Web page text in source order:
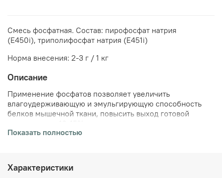
Смесь фосфатная. Состав: пирофосфат натрия
(Е450i), триполифосфат натрия (Е451i)
Норма внесения: 2-3 г / 1 кг
Описание
Применение фосфатов позволяет увеличить
влагоудерживающую и эмульгирующую способность
белков мышечной ткани, повысить выход готовой
термообработке, стабилизировать процесс
Технологические рекомендации:
Показать полностью
Характеристики